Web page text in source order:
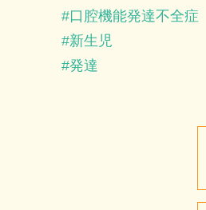
口腔機能発達不全症
新生児
発達